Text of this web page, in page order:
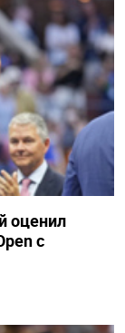
оценил
с